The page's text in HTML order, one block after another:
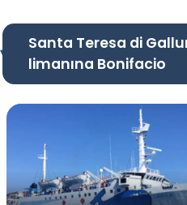
Santa Teresa di
limanına Bonifacio